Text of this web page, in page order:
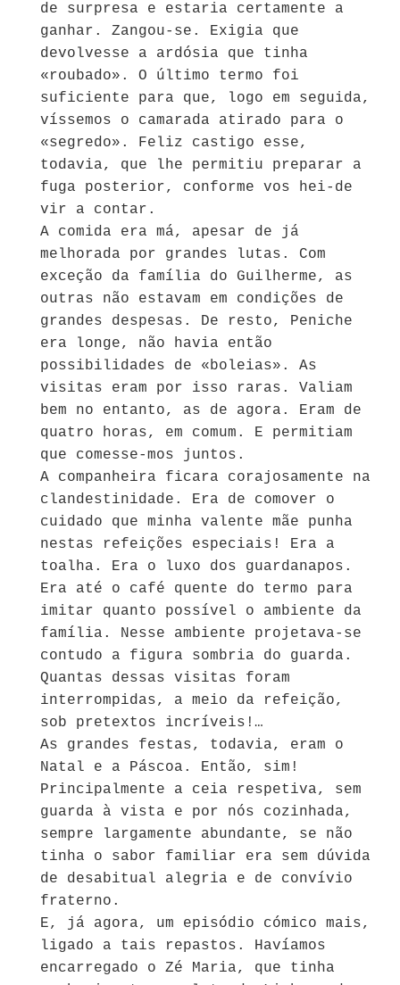
de surpresa e estaria certamente a
ganhar. Zangou-se. Exigia que
devolvesse a ardósia que tinha
«roubado». O último termo foi
suficiente para que, logo em seguida,
víssemos o camarada atirado para o
«segredo». Feliz castigo esse,
todavia, que lhe permitiu preparar a
fuga posterior, conforme vos hei-de
vir a contar.
A comida era má, apesar de já
melhorada por grandes lutas. Com
exceção da família do Guilherme, as
outras não estavam em condições de
grandes despesas. De resto, Peniche
era longe, não havia então
possibilidades de «boleias». As
visitas eram por isso raras. Valiam
bem no entanto, as de agora. Eram de
quatro horas, em comum. E permitiam
que comesse-mos juntos.
A companheira ficara corajosamente na
clandestinidade. Era de comover o
cuidado que minha valente mãe punha
nestas refeições especiais! Era a
toalha. Era o luxo dos guardanapos.
Era até o café quente do termo para
imitar quanto possível o ambiente da
família. Nesse ambiente projetava-se
contudo a figura sombria do guarda.
Quantas dessas visitas foram
interrompidas, a meio da refeição,
sob pretextos incríveis!…
As grandes festas, todavia, eram o
Natal e a Páscoa. Então, sim!
Principalmente a ceia respetiva, sem
guarda à vista e por nós cozinhada,
sempre largamente abundante, se não
tinha o sabor familiar era sem dúvida
de desabitual alegria e de convívio
fraterno.
E, já agora, um episódio cómico mais,
ligado a tais repastos. Havíamos
encarregado o Zé Maria, que tinha